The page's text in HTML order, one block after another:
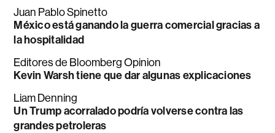
Juan Pablo Spinetto
México está ganando la guerra comercial gracias a
la hospitalidad
Editores de Bloomberg Opinion
Kevin Warsh tiene que dar algunas explicaciones
Liam Denning
Un Trump acorralado podría volverse contra las
grandes petroleras